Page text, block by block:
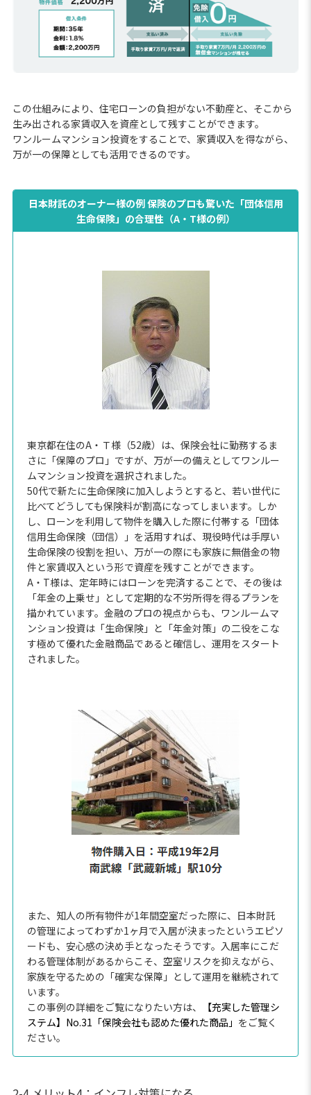
この仕組みにより、住宅ローンの負担がない不動産と、そこから
生み出される家賃収入を資産として残すことができます。
ワンルームマンション投資をすることで、家賃収入を得ながら、
万が一の保障としても活用できるのです。
日本財託のオーナー様の例 保険のプロも驚いた「団体信用
生命保険」の合理性（A・T様の例）
東京都在住のA・Ｔ様（52歳）は、保険会社に勤務するま
さに「保障のプロ」ですが、万が一の備えとしてワンルー
ムマンション投資を選択されました。
50代で新たに生命保険に加入しようとすると、若い世代に
比べてどうしても保険料が割高になってしまいます。しか
し、ローンを利用して物件を購入した際に付帯する「団体
信用生命保険（団信）」を活用すれば、現役時代は手厚い
生命保険の役割を担い、万が一の際にも家族に無借金の物
件と家賃収入という形で資産を残すことができます。
A・T様は、定年時にはローンを完済することで、その後は
「年金の上乗せ」として定期的な不労所得を得るプランを
描かれています。金融のプロの視点からも、ワンルームマ
ンション投資は「生命保険」と「年金対策」の二役をこな
す極めて優れた金融商品であると確信し、運用をスタート
されました。
また、知人の所有物件が1年間空室だった際に、日本財託
の管理によってわずか1ヶ月で入居が決まったというエピソ
ードも、安心感の決め手となったそうです。入居率にこだ
わる管理体制があるからこそ、空室リスクを抑えながら、
家族を守るための「確実な保障」として運用を継続されて
います。
この事例の詳細をご覧になりたい方は、
【充実した管理シ
ステム】No.31「保険会社も認めた優れた商品」 をご覧く
ださい。